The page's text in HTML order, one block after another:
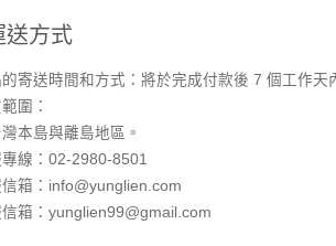
送方式
的寄送時間和方式：將於完成付款後 7 個工作
圍：
灣本島與離島地區。
線：02-2980-8501
箱：info@yunglien.com
箱：yunglien99@gmail.com